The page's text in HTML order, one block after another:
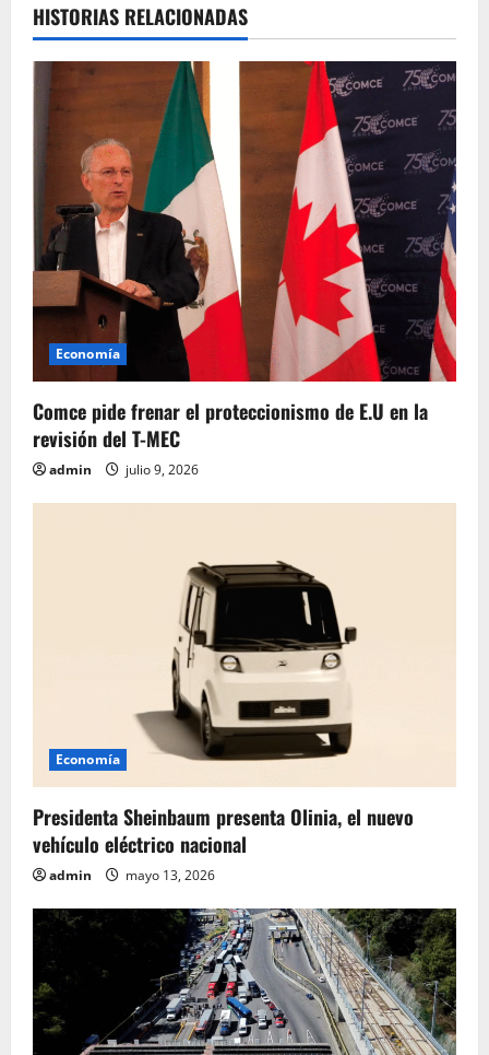
c
i
ó
n
d
e
e
n
t
r
a
HISTORIAS RELACIONADAS
Economía
Comce pide frenar el proteccionismo de E.U en la
revisión del T-MEC
admin julio 9, 2026
Economía
Presidenta Sheinbaum presenta Olinia, el nuevo
vehículo eléctrico nacional
admin mayo 13, 2026